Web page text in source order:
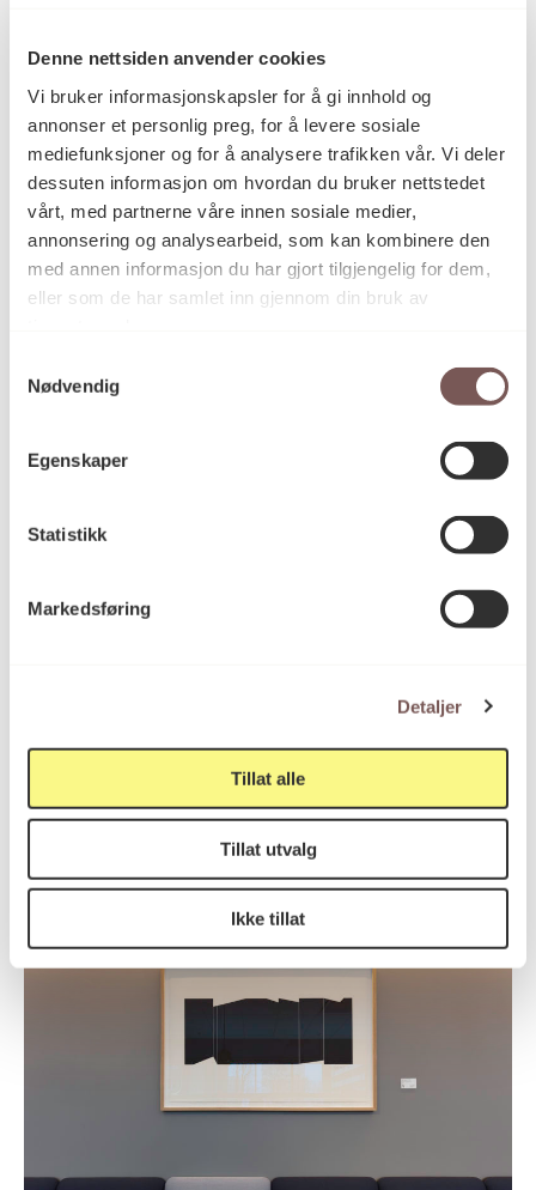
Denne nettsiden anvender cookies
Vi bruker informasjonskapsler for å gi innhold og
annonser et personlig preg, for å levere sosiale
mediefunksjoner og for å analysere trafikken vår. Vi deler
dessuten informasjon om hvordan du bruker nettstedet
vårt, med partnerne våre innen sosiale medier,
annonsering og analysearbeid, som kan kombinere den
med annen informasjon du har gjort tilgjengelig for dem,
eller som de har samlet inn gjennom din bruk av
Nødvendig
Egenskaper
Statistikk
Markedsføring
Detaljer
Tillat alle
Tillat utvalg
Ikke tillat
Blå-gråblå
Bjørn Ransve
Mykt bilde, variant 2
Bjørn Ransve